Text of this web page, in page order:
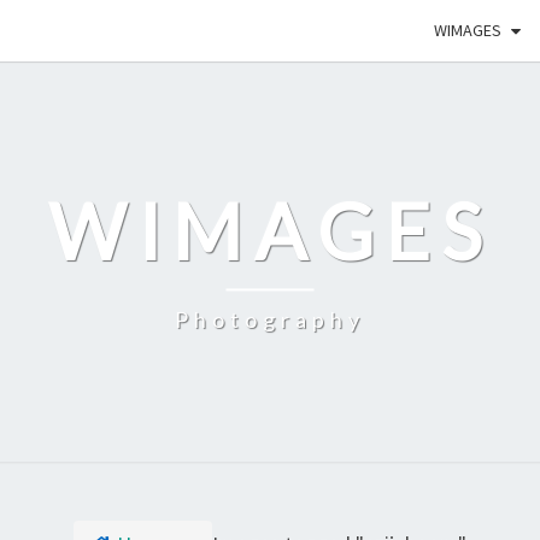
WIMAGES
WIMAGES
Photography